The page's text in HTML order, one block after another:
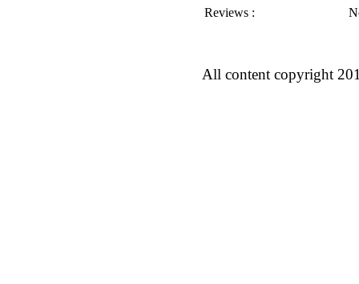
Reviews :
All content copyright